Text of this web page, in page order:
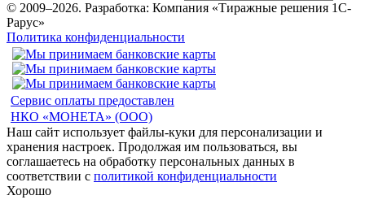
© 2009–2026. Разработка: Компания «Тиражные решения 1С-
Рарус»
Политика конфиденциальности
Сервис оплаты предоставлен
НКО «МОНЕТА» (ООО)
Наш сайт использует файлы-куки для персонализации и
хранения настроек. Продолжая им пользоваться, вы
соглашаетесь на обработку персональных данных в
соответствии с политикой конфиденциальности
Хорошо